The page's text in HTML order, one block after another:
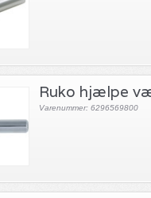
Ruko hjælpe
Varenummer: 6296569800